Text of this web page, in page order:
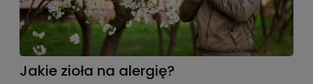
Jakie zioła na alergię?